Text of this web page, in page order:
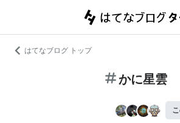
はてなブログ トップ
かに星雲